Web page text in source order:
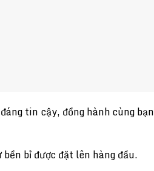
tin cậy, đồng hành cùng bạn
bỉ được đặt lên hàng đầu.